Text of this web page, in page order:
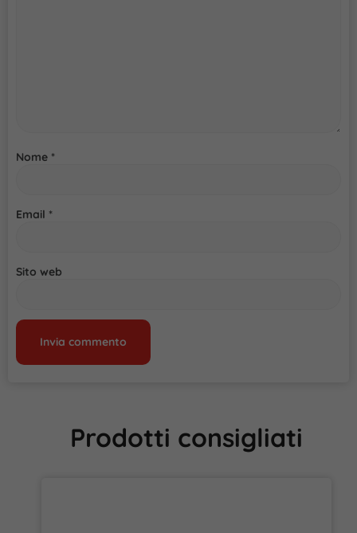
Nome *
Email *
Sito web
Prodotti consigliati